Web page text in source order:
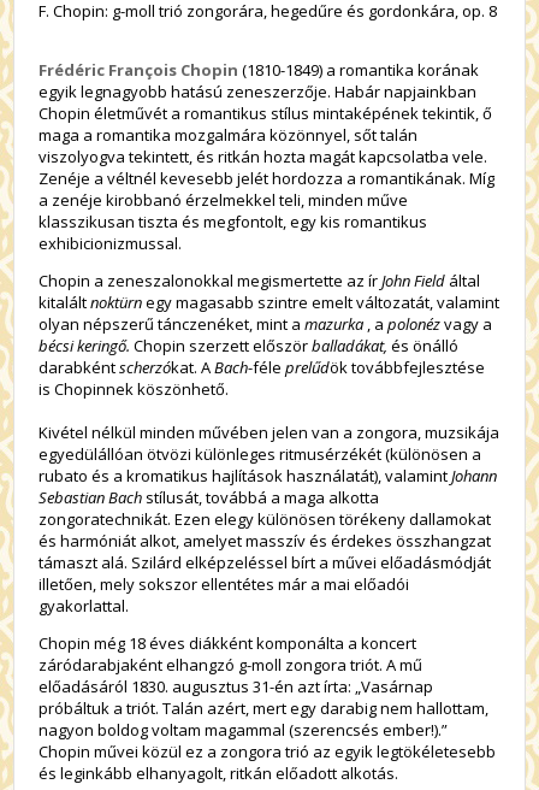
F. Chopin: g-moll trió zongorára, hegedűre és gordonkára, op. 8
Frédéric François Chopin (1810-1849) a romantika korának
egyik legnagyobb hatású zeneszerzője. Habár napjainkban
Chopin életművét a romantikus stílus mintaképének tekintik, ő
maga a romantika mozgalmára közönnyel, sőt talán
viszolyogva tekintett, és ritkán hozta magát kapcsolatba vele.
Zenéje a véltnél kevesebb jelét hordozza a romantikának. Míg
a zenéje kirobbanó érzelmekkel teli, minden műve
klasszikusan tiszta és megfontolt, egy kis romantikus
exhibicionizmussal.
Chopin a zeneszalonokkal megismertette az írJohn Field által
kitaláltnoktürnegy magasabb szintre emelt változatát, valamint
olyan népszerű tánczenéket, mint amazurka , apolonézvagy a
bécsi keringő. Chopin szerzett előszörballadákat, és önálló
darabkéntscherzókat. ABach-féleprelűdök továbbfejlesztése
is Chopinnek köszönhető.
Kivétel nélkül minden művében jelen van a zongora, muzsikája
egyedülállóan ötvözi különleges ritmusérzékét (különösen a
rubato és a kromatikus hajlítások használatát), valamintJohann
Sebastian Bach stílusát, továbbá a maga alkotta
zongoratechnikát. Ezen elegy különösen törékeny dallamokat
és harmóniát alkot, amelyet masszív és érdekes összhangzat
támaszt alá. Szilárd elképzeléssel bírt a művei előadásmódját
illetően, mely sokszor ellentétes már a mai előadói
gyakorlattal.
Chopin még 18 éves diákként komponálta a koncert
záródarabjaként elhangzó g-moll zongora triót. A mű
előadásáról 1830. augusztus 31-én azt írta: „Vasárnap
próbáltuk a triót. Talán azért, mert egy darabig nem hallottam,
nagyon boldog voltam magammal (szerencsés ember!).”
Chopin művei közül ez a zongora trió az egyik legtökéletesebb
és leginkább elhanyagolt, ritkán előadott alkotás.